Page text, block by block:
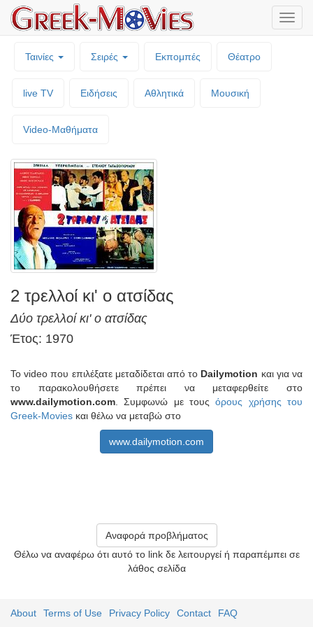
Ταινίες Σειρές Εκπομπές Θέατρο
live TV Ειδήσεις Αθλητικά Μουσική
Video-Mαθήματα
2 τρελλοί κι' ο ατσίδας
Δύο τρελλοί κι' ο ατσίδας
Έτος: 1970
Το video που επιλέξατε μεταδίδεται από το Dailymotion και για να
το παρακολουθήσετε πρέπει να μεταφερθείτε στο
www.dailymotion.com . Συμφωνώ με τουςόρους χρήσης του
Greek-Movies και θέλω να μεταβώ στο
www.dailymotion.com
Αναφορά προβλήματος
Θέλω να αναφέρω ότι αυτό το link δε λειτουργεί ή παραπέμπει σε
λάθος σελίδα
About Terms of Use Privacy Policy Contact FAQ